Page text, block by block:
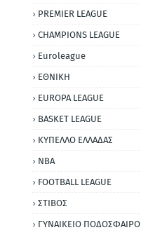
PREMIER LEAGUE
CHAMPIONS LEAGUE
Euroleague
ΕΘΝΙΚΗ
EUROPA LEAGUE
BASKET LEAGUE
ΚΥΠΕΛΛΟ ΕΛΛΑΔΑΣ
NBA
FOOTBALL LEAGUE
ΣΤΙΒΟΣ
ΓΥΝΑΙΚΕΙΟ ΠΟΔΟΣΦΑΙΡΟ